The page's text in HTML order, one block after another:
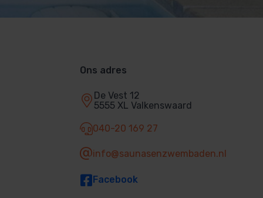
Ons adres
De Vest 12
5555 XL Valkenswaard
040-20 169 27
info@saunasenzwembaden.nl
Facebook